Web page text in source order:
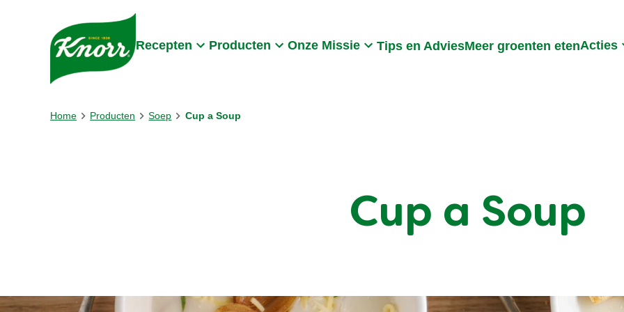
Skip to:
Recepten Producten Onze Missie Tips en AdviesMeer groenten etenActies
Home Producten Soep Cup a Soup
Cup a Soup